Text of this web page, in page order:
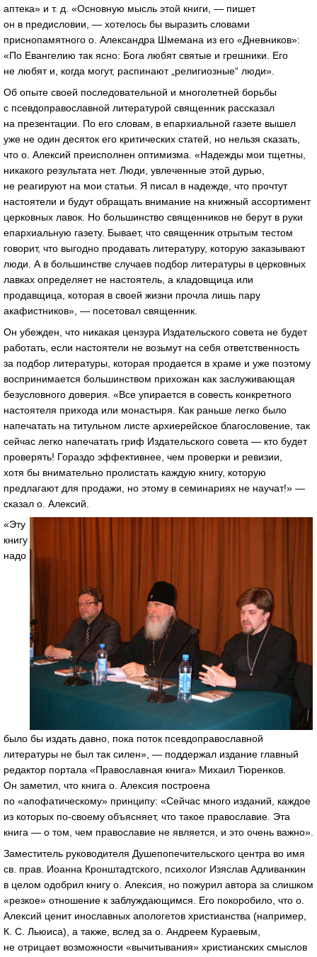
аптека» и т. д. «Основную мысль этой книги, — пишет
он в предисловии, — хотелось бы выразить словами
приснопамятного о. Александра Шмемана из его «Дневников»:
«По Евангелию так ясно: Бога любят святые и грешники. Его
не любят и, когда могут, распинают „религиозные“ люди».
Об опыте своей последовательной и многолетней борьбы
с псевдоправославной литературой священник рассказал
на презентации. По его словам, в епархиальной газете вышел
уже не один десяток его критических статей, но нельзя сказать,
что о. Алексий преисполнен оптимизма. «Надежды мои тщетны,
никакого результата нет. Люди, увлеченные этой дурью,
не реагируют на мои статьи. Я писал в надежде, что прочтут
настоятели и будут обращать внимание на книжный ассортимент
церковных лавок. Но большинство священников не берут в руки
епархиальную газету. Бывает, что священник отрытым тестом
говорит, что выгодно продавать литературу, которую заказывают
люди. А в большинстве случаев подбор литературы в церковных
лавках определяет не настоятель, а кладовщица или
продавщица, которая в своей жизни прочла лишь пару
акафистников», — посетовал священник.
Он убежден, что никакая цензура Издательского совета не будет
работать, если настоятели не возьмут на себя ответственность
за подбор литературы, которая продается в храме и уже поэтому
воспринимается большинством прихожан как заслуживающая
безусловного доверия. «Все упирается в совесть конкретного
настоятеля прихода или монастыря. Как раньше легко было
напечатать на титульном листе архиерейское благословение, так
сейчас легко напечатать гриф Издательского совета — кто будет
проверять! Гораздо эффективнее, чем проверки и ревизии,
хотя бы внимательно пролистать каждую книгу, которую
предлагают для продажи, но этому в семинариях не научат!» —
сказал о. Алексий.
«Эту
книгу
надо
было бы издать давно, пока поток псевдоправославной
литературы не был так силен», — поддержал издание главный
редактор портала «Православная книга» Михаил Тюренков.
Он заметил, что книга о. Алексия построена
по «апофатическому» принципу: «Сейчас много изданий, каждое
из которых по-своему объясняет, что такое православие. Эта
книга — о том, чем православие не является, и это очень важно».
Заместитель руководителя Душепопечительского центра во имя
св. прав. Иоанна Кронштадтского, психолог Изяслав Адливанкин
в целом одобрил книгу о. Алексия, но пожурил автора за слишком
«резкое» отношение к заблуждающимся. Его покоробило, что о.
Алексий ценит инославных апологетов христианства (например,
К. С. Льюиса), а также, вслед за о. Андреем Кураевым,
не отрицает возможности «вычитывания» христианских смыслов